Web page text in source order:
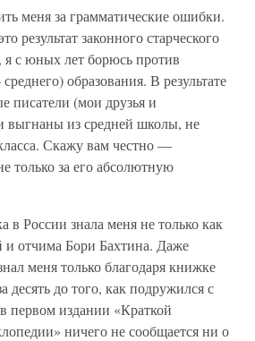
меня за грамматические ошибки.
результат законного старческого
с юных лет борюсь против
образования. В результате
писатели (мои друзья и
выгнаны из средней школы, не
Скажу вам честно —
только за его абсолютную
в России знала меня не только как
отчима Бори Бахтина. Даже
меня только благодаря книжке
десять до того, как подружился с
первом издании «Краткой
ничего не сообщается ни о